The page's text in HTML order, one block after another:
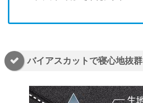
バイアスカットで寝心地抜群